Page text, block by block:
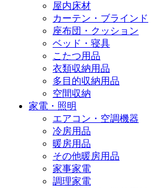
屋内床材
カーテン・ブラインド
座布団・クッション
ベッド・寝具
こたつ用品
衣類収納用品
多目的収納用品
空間収納
家電・照明
エアコン・空調機器
冷房用品
暖房用品
その他暖房用品
家事家電
調理家電